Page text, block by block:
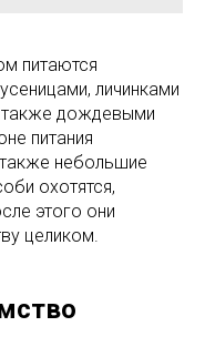
питаются
личинками
также дождевыми
питания
небольшие
охотятся,
этого они
целиком.